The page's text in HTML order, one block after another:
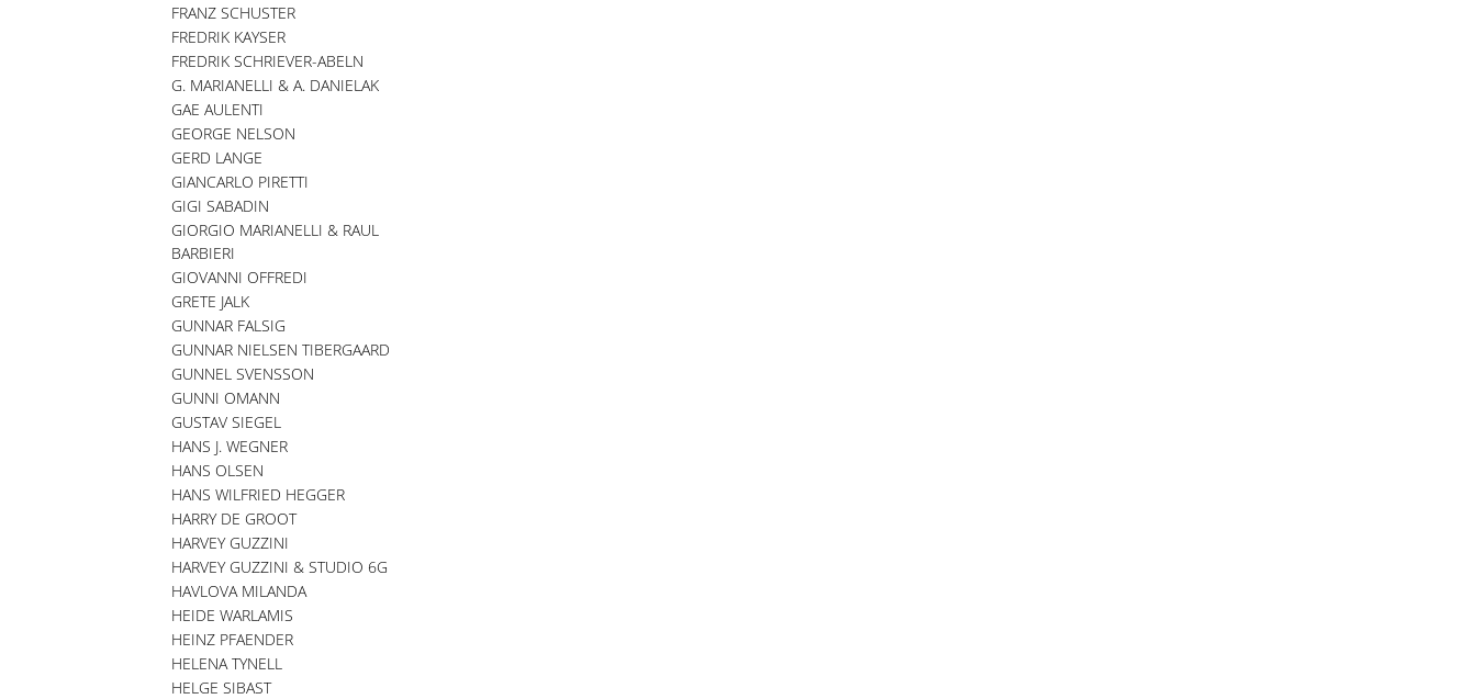
FRANZ SCHUSTER
FREDRIK KAYSER
FREDRIK SCHRIEVER-ABELN
G. MARIANELLI & A. DANIELAK
GAE AULENTI
GEORGE NELSON
GERD LANGE
GIANCARLO PIRETTI
GIGI SABADIN
GIORGIO MARIANELLI & RAUL
BARBIERI
GIOVANNI OFFREDI
GRETE JALK
GUNNAR FALSIG
GUNNAR NIELSEN TIBERGAARD
GUNNEL SVENSSON
GUNNI OMANN
GUSTAV SIEGEL
HANS J. WEGNER
HANS OLSEN
HANS WILFRIED HEGGER
HARRY DE GROOT
HARVEY GUZZINI
HARVEY GUZZINI & STUDIO 6G
HAVLOVA MILANDA
HEIDE WARLAMIS
HEINZ PFAENDER
HELENA TYNELL
HELGE SIBAST